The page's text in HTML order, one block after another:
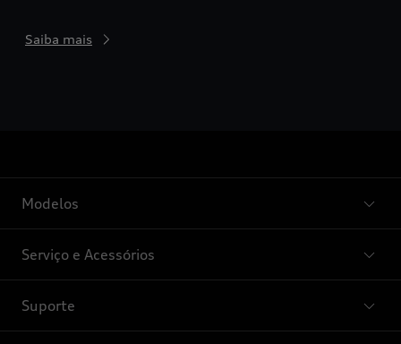
Saiba mais
Modelos
Serviço e Acessórios
Suporte